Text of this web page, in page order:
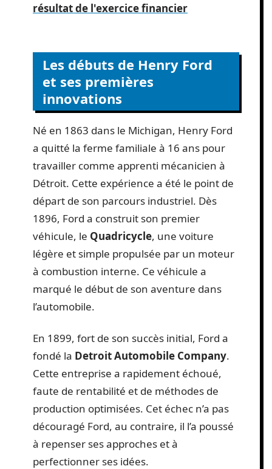
résultat de l'exercice financier
Les débuts de Henry Ford
et ses premières
innovations
Né en 1863 dans le Michigan, Henry Ford
a quitté la ferme familiale à 16 ans pour
travailler comme apprenti mécanicien à
Détroit. Cette expérience a été le point de
départ de son parcours industriel. Dès
1896, Ford a construit son premier
véhicule, le Quadricycle, une voiture
légère et simple propulsée par un moteur
à combustion interne. Ce véhicule a
marqué le début de son aventure dans
l’automobile.
En 1899, fort de son succès initial, Ford a
fondé la Detroit Automobile Company.
Cette entreprise a rapidement échoué,
faute de rentabilité et de méthodes de
production optimisées. Cet échec n’a pas
découragé Ford, au contraire, il l’a poussé
à repenser ses approches et à
perfectionner ses idées.